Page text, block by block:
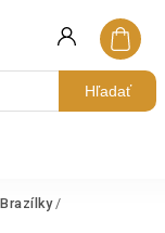
Hľadať
Brazílky /